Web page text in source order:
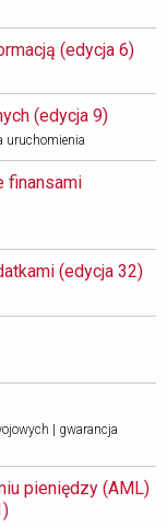
(edycja 6)
(edycja 9)
uruchomienia
finansami
(edycja 32)
| gwarancja
pieniędzy (AML)